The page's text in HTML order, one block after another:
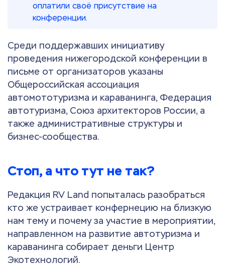
оплатили своё присутствие на
конференции.
Среди поддержавших инициативу
проведения нижегородской конференции в
письме от организаторов указаны
Общероссийская ассоциация
автомототуризма и караванинга, Федерация
автотуризма, Союз архитекторов России, а
также административные структуры и
бизнес-сообщества.
Стоп, а что тут не так?
Редакция RV Land попыталась разобраться
кто же устраивает конфернецию на близкую
нам тему и почему за участие в мероприятии,
направленном на развитие автотуризма и
караванинга собирает деньги Центр
Экотехнологий.